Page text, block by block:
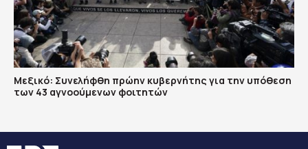
Μεξικό: Συνελήφθη πρώην κυβερνήτης για την υπόθεση
των 43 αγνοούμενων φοιτητών